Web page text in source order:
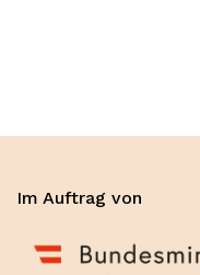
Im Auftrag von